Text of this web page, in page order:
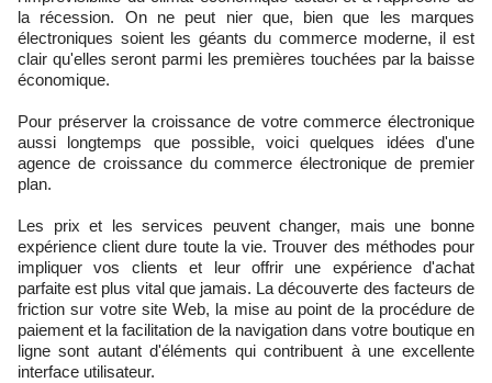
la récession. On ne peut nier que, bien que les marques
électroniques soient les géants du commerce moderne, il est
clair qu'elles seront parmi les premières touchées par la baisse
économique.
Pour préserver la croissance de votre commerce électronique
aussi longtemps que possible, voici quelques idées d'une
agence de croissance du commerce électronique de premier
plan.
Les prix et les services peuvent changer, mais une bonne
expérience client dure toute la vie. Trouver des méthodes pour
impliquer vos clients et leur offrir une expérience d'achat
parfaite est plus vital que jamais. La découverte des facteurs de
friction sur votre site Web, la mise au point de la procédure de
paiement et la facilitation de la navigation dans votre boutique en
ligne sont autant d'éléments qui contribuent à une excellente
interface utilisateur.